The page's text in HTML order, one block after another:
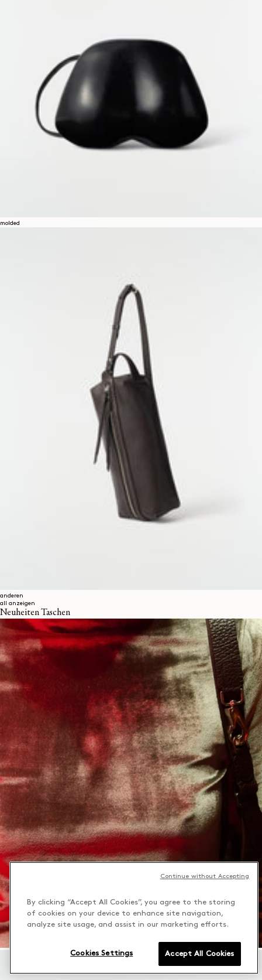
molded
anderen
all anzeigen
Neuheiten Taschen
By clicking “Accept All Cookies”, you agree to the storing
of cookies on your device to enhance site navigation,
analyze site usage, and assist in our marketing efforts.
Accept All Cookies
Cookies Settings
Continue without Accepting